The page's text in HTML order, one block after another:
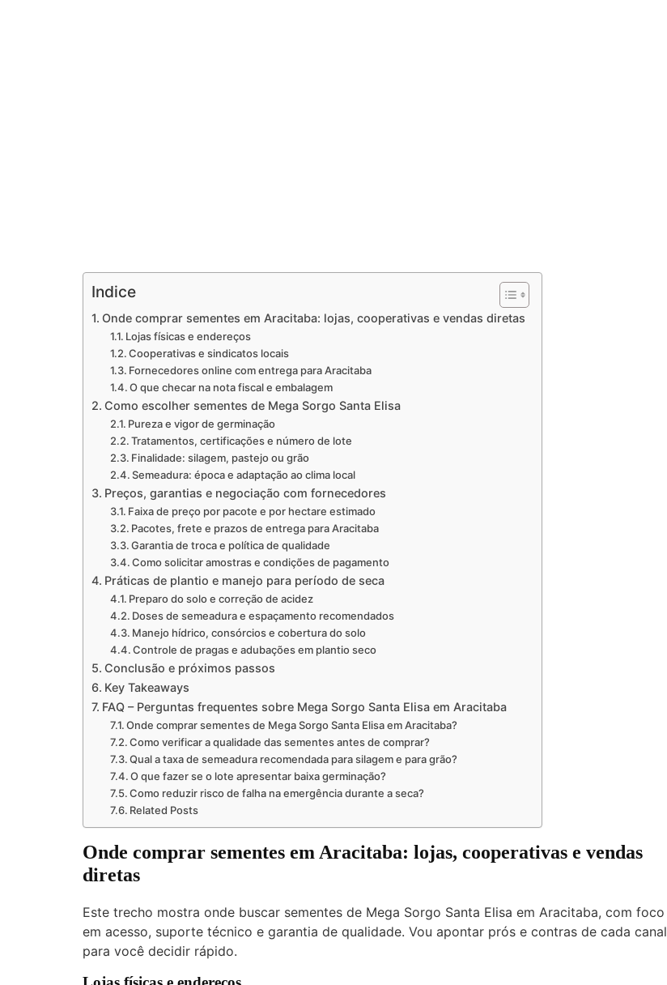
Indice
Onde comprar sementes em Aracitaba: lojas, cooperativas e vendas diretas
Lojas físicas e endereços
Cooperativas e sindicatos locais
Fornecedores online com entrega para Aracitaba
O que checar na nota fiscal e embalagem
Como escolher sementes de Mega Sorgo Santa Elisa
Pureza e vigor de germinação
Tratamentos, certificações e número de lote
Finalidade: silagem, pastejo ou grão
Semeadura: época e adaptação ao clima local
Preços, garantias e negociação com fornecedores
Faixa de preço por pacote e por hectare estimado
Pacotes, frete e prazos de entrega para Aracitaba
Garantia de troca e política de qualidade
Como solicitar amostras e condições de pagamento
Práticas de plantio e manejo para período de seca
Preparo do solo e correção de acidez
Doses de semeadura e espaçamento recomendados
Manejo hídrico, consórcios e cobertura do solo
Controle de pragas e adubações em plantio seco
Conclusão e próximos passos
Key Takeaways
FAQ – Perguntas frequentes sobre Mega Sorgo Santa Elisa em Aracitaba
Onde comprar sementes de Mega Sorgo Santa Elisa em Aracitaba?
Como verificar a qualidade das sementes antes de comprar?
Qual a taxa de semeadura recomendada para silagem e para grão?
O que fazer se o lote apresentar baixa germinação?
Como reduzir risco de falha na emergência durante a seca?
Related Posts
Onde comprar sementes em Aracitaba: lojas, cooperativas e vendas
diretas
Este trecho mostra onde buscar sementes de Mega Sorgo Santa Elisa em Aracitaba, com foco
em acesso, suporte técnico e garantia de qualidade. Vou apontar prós e contras de cada canal
para você decidir rápido.